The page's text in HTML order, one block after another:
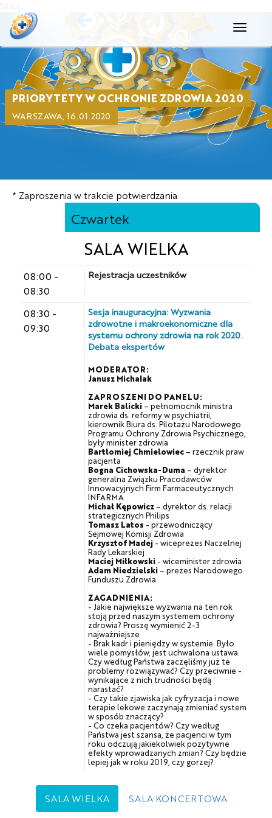
Toggle
PRIORYTETY W OCHRONIE ZDROWIA 2020
WARSZAWA, 16.01.2020
* Zaproszenia w trakcie potwierdzania
Czwartek
SALA WIELKA
08:00 -
08:30
Rejestracja uczestników
08:30 -
09:30
Sesja inauguracyjna: Wyzwania
zdrowotne i makroekonomiczne dla
systemu ochrony zdrowia na rok 2020.
Debata ekspertów
MODERATOR:
Janusz Michalak
ZAPROSZENI DO PANELU:
Marek Balicki – pełnomocnik ministra
zdrowia ds. reformy w psychiatrii,
kierownik Biura ds. Pilotażu Narodowego
Programu Ochrony Zdrowia Psychicznego,
były minister zdrowia
Bartłomiej Chmielowiec – rzecznik praw
pacjenta
Bogna Cichowska-Duma – dyrektor
generalna Związku Pracodawców
Innowacyjnych Firm Farmaceutycznych
INFARMA
Michał Kępowicz – dyrektor ds. relacji
strategicznych Philips
Tomasz Latos - przewodniczący
Sejmowej Komisji Zdrowia
Krzysztof Madej - wiceprezes Naczelnej
Rady Lekarskiej
Maciej Miłkowski - wiceminister zdrowia
Adam Niedzielski – prezes Narodowego
Funduszu Zdrowia
ZAGADNIENIA:
- Jakie największe wyzwania na ten rok
stoją przed naszym systemem ochrony
zdrowia? Proszę wymienić 2-3
najważniejsze
- Brak kadr i pieniędzy w systemie. Było
wiele pomysłów, jest uchwalona ustawa.
Czy według Państwa zaczęliśmy już te
problemy rozwiązywać? Czy przeciwnie -
wynikające z nich trudności będą
narastać?
- Czy takie zjawiska jak cyfryzacja i nowe
terapie lekowe zaczynają zmieniać system
w sposób znaczący?
- Co czeka pacjentów? Czy według
Państwa jest szansa, że pacjenci w tym
roku odczują jakiekolwiek pozytywne
efekty wprowadzanych zmian? Czy będzie
lepiej jak w roku 2019, czy gorzej?
SALA WIELKA SALA KONCERTOWA